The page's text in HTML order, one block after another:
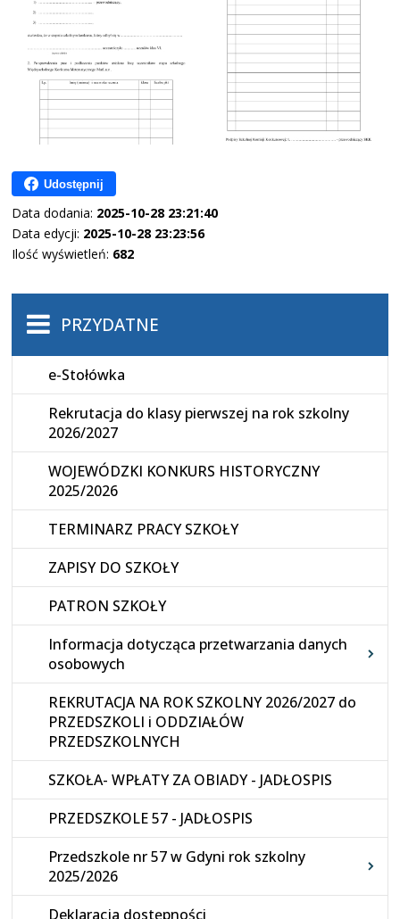
Udostępnij
Data dodania: 2025-10-28 23:21:40
Data edycji: 2025-10-28 23:23:56
Ilość wyświetleń: 682
PRZYDATNE
e-Stołówka
Rekrutacja do klasy pierwszej na rok szkolny
2026/2027
WOJEWÓDZKI KONKURS HISTORYCZNY
2025/2026
TERMINARZ PRACY SZKOŁY
ZAPISY DO SZKOŁY
PATRON SZKOŁY
Informacja dotycząca przetwarzania danych
osobowych
REKRUTACJA NA ROK SZKOLNY 2026/2027 do
PRZEDSZKOLI i ODDZIAŁÓW
PRZEDSZKOLNYCH
SZKOŁA- WPŁATY ZA OBIADY - JADŁOSPIS
PRZEDSZKOLE 57 - JADŁOSPIS
Przedszkole nr 57 w Gdyni rok szkolny
2025/2026
Deklaracja dostępności